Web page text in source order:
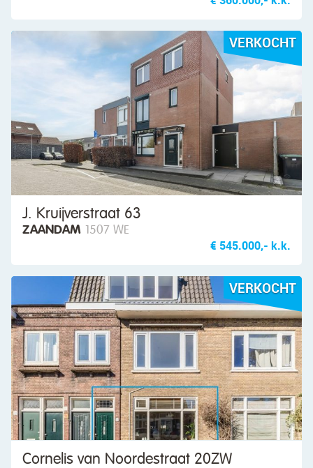
VERKOCHT
J. Kruijverstraat 63
ZAANDAM 1507 WE
€ 545.000,- k.k.
VERKOCHT
Cornelis van Noordestraat 20ZW